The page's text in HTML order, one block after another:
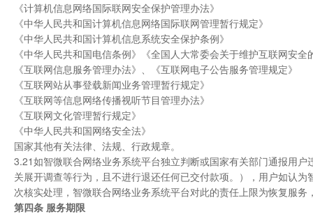
《计算机信息网络国际联网安全保护管理办法》
《中华人民共和国计算机信息网络国际联网管理暂行规定》
《中华人民共和国计算机信息系统安全保护条例》
《中华人民共和国电信条例》《全国人大常委会关于维护互联网安全
《互联网信息服务管理办法》、《互联网电子公告服务管理规定》
《互联网站从事登载新闻业务管理暂行规定》
《互联网等信息网络传播视听节目管理办法》
《互联网文化管理暂行规定》
《中华人民共和国网络安全法》
国家其他有关法律、法规、行政规章。
3.21如智微联合网络业务系统平台独立判断或国家有关部门通报用
关展开调查等行为，且不进行退还任何已交付款项。），用户如认
次核实处理，智微联合网络业务系统平台对此的责任上限为恢复服务
第四条 服务期限